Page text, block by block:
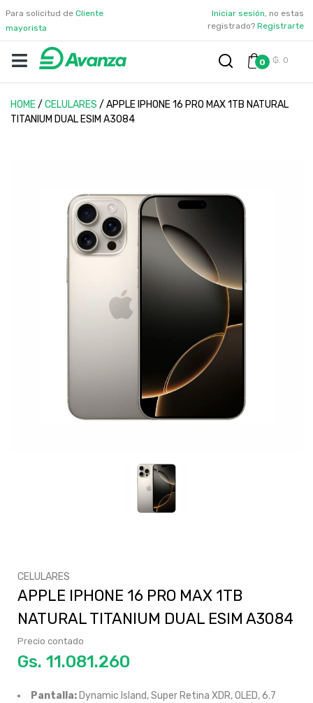
Para solicitud de Cliente
mayorista
Iniciar sesión, no estas
registrado? Registrarte
0 ₲. 0
HOME/ CELULARES / APPLE IPHONE 16 PRO MAX 1TB NATURAL
TITANIUM DUAL ESIM A3084
CELULARES
APPLE IPHONE 16 PRO MAX 1TB
NATURAL TITANIUM DUAL ESIM A3084
Precio contado
Gs.
Pantalla: Dynamic Island, Super Retina XDR, OLED, 6.7